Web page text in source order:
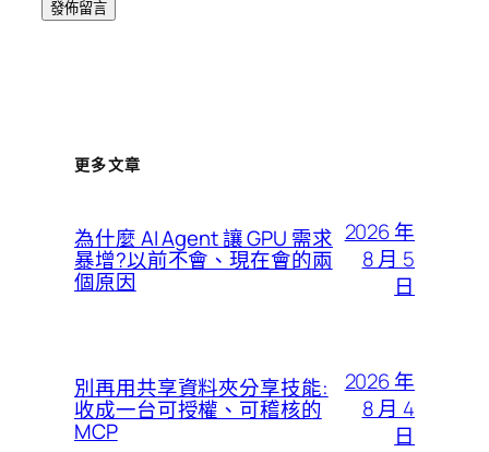
更多文章
為什麼 AI Agent 讓 GPU 需求
暴增?以前不會、現在會的兩
個原因
2026 年
8 月 5
日
別再用共享資料夾分享技能:
收成一台可授權、可稽核的
MCP
2026 年
8 月 4
日